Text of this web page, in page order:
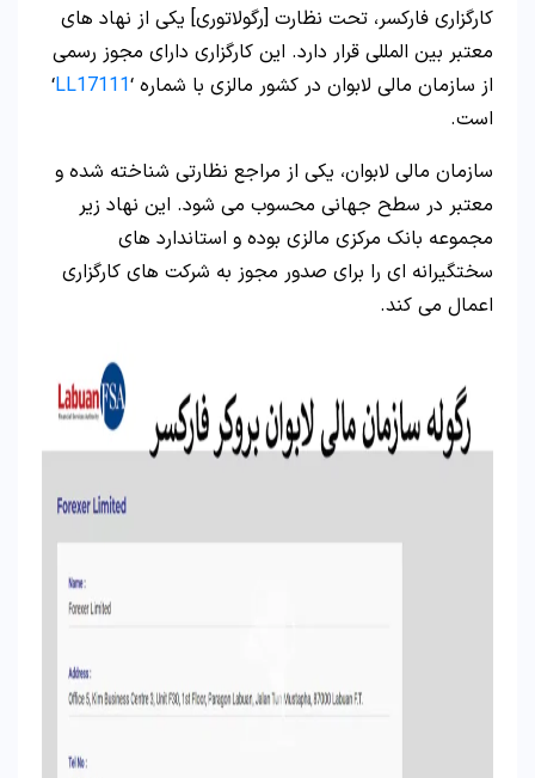
کارگزاری فارکسر، تحت نظارت [رگولاتوری] یکی از نهاد های
معتبر بین المللی قرار دارد. این کارگزاری دارای مجوز رسمی
از سازمان مالی لابوان در کشور مالزی با شماره ‘LL17111
‘
است.
سازمان مالی لابوان، یکی از مراجع نظارتی شناخته شده و
معتبر در سطح جهانی محسوب می شود. این نهاد زیر
مجموعه بانک مرکزی مالزی بوده و استاندارد های
سختگیرانه ای را برای صدور مجوز به شرکت های کارگزاری
اعمال می کند.